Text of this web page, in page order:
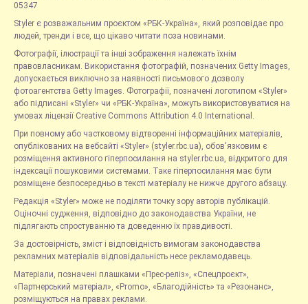
05347
Styler є розважальним проєктом «РБК-Україна», який розповідає про
людей, тренди і все, що цікаво читати поза новинами.
Фотографії, ілюстрації та інші зображення належать їхнім
правовласникам. Використання фотографій, позначених Getty Images,
допускається виключно за наявності письмового дозволу
фотоагентства Getty Images. Фотографії, позначені логотипом «Styler»
або підписані «Styler» чи «РБК-Україна», можуть використовуватися на
умовах ліцензії Creative Commons Attribution 4.0 International.
При повному або частковому відтворенні інформаційних матеріалів,
опублікованих на вебсайті «Styler» (styler.rbc.ua), обов'язковим є
розміщення активного гіперпосилання на styler.rbc.ua, відкритого для
індексації пошуковими системами. Таке гіперпосилання має бути
розміщене безпосередньо в тексті матеріалу не нижче другого абзацу.
Редакція «Styler» може не поділяти точку зору авторів публікацій.
Оціночні судження, відповідно до законодавства України, не
підлягають спростуванню та доведенню їх правдивості.
За достовірність, зміст і відповідність вимогам законодавства
рекламних матеріалів відповідальність несе рекламодавець.
Матеріали, позначені плашками «Прес-реліз», «Спецпроєкт»,
«Партнерський матеріал», «Promo», «Благодійність» та «Резонанс»,
розміщуються на правах реклами.